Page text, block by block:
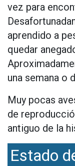
vez para
aprendido a
quedar
una semana o
Muy pocas
de
antiguo de la
Estado